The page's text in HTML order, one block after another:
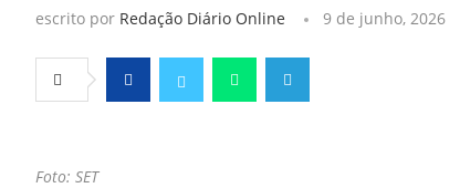
escrito por Redação Diário Online 9 de junho, 2026
Foto: SET